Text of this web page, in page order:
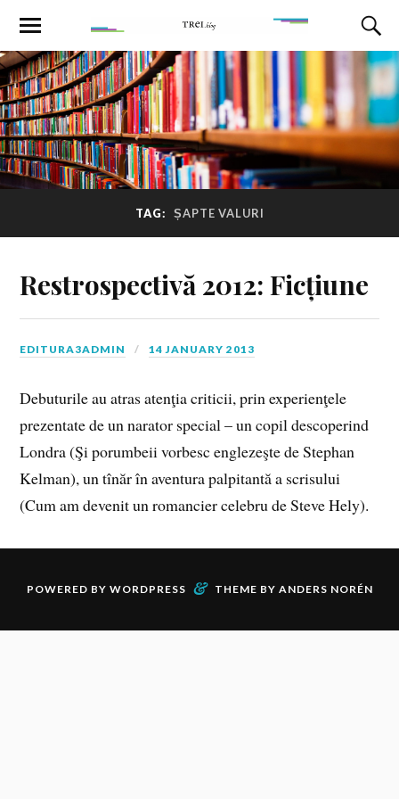
TAG: ȘAPTE VALURI
Restrospectivă 2012: Ficțiune
EDITURA3ADMIN 14 JANUARY 2013
Debuturile au atras atenţia criticii, prin experienţele
prezentate de un narator special – un copil descoperind
Londra (Şi porumbeii vorbesc englezeşte de Stephan
Kelman), un tînăr în aventura palpitantă a scrisului
(Cum am devenit un romancier celebru de Steve Hely).
POWERED BY WORDPRESS & THEME BY ANDERS NORÉN